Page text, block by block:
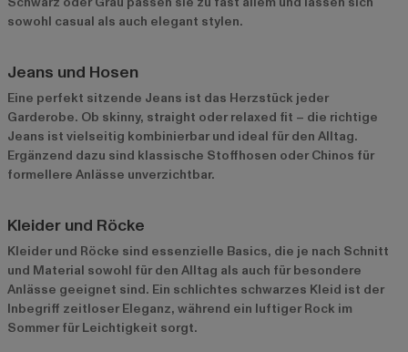
sowohl casual als auch elegant stylen.
Jeans und Hosen
Eine perfekt sitzende Jeans ist das Herzstück jeder
Garderobe. Ob skinny, straight oder relaxed fit – die richtige
Jeans ist vielseitig kombinierbar und ideal für den Alltag.
Ergänzend dazu sind klassische Stoffhosen oder Chinos für
formellere Anlässe unverzichtbar.
Kleider und Röcke
Kleider und Röcke sind essenzielle Basics, die je nach Schnitt
und Material sowohl für den Alltag als auch für besondere
Anlässe geeignet sind. Ein schlichtes schwarzes Kleid ist der
Inbegriff zeitloser Eleganz, während ein luftiger Rock im
Sommer für Leichtigkeit sorgt.